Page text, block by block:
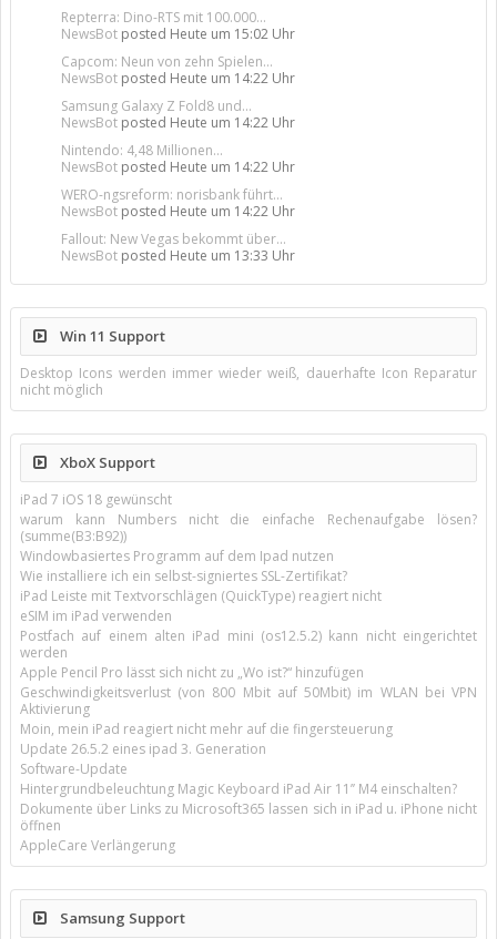
Repterra: Dino-RTS mit 100.000...
NewsBot posted Heute um 15:02 Uhr
Capcom: Neun von zehn Spielen...
NewsBot posted Heute um 14:22 Uhr
Samsung Galaxy Z Fold8 und...
NewsBot posted Heute um 14:22 Uhr
Nintendo: 4,48 Millionen...
NewsBot posted Heute um 14:22 Uhr
WERO-ngsreform: norisbank führt...
NewsBot posted Heute um 14:22 Uhr
Fallout: New Vegas bekommt über...
NewsBot posted Heute um 13:33 Uhr
Win 11 Support
Desktop Icons werden immer wieder weiß, dauerhafte Icon Reparatur
nicht möglich
XboX Support
iPad 7 iOS 18 gewünscht
warum kann Numbers nicht die einfache Rechenaufgabe lösen?
(summe(B3:B92))
Windowbasiertes Programm auf dem Ipad nutzen
Wie installiere ich ein selbst-signiertes SSL-Zertifikat?
iPad Leiste mit Textvorschlägen (QuickType) reagiert nicht
eSIM im iPad verwenden
Postfach auf einem alten iPad mini (os12.5.2) kann nicht eingerichtet
werden
Apple Pencil Pro lässt sich nicht zu „Wo ist?“ hinzufügen
Geschwindigkeitsverlust (von 800 Mbit auf 50Mbit) im WLAN bei VPN
Aktivierung
Moin, mein iPad reagiert nicht mehr auf die fingersteuerung
Update 26.5.2 eines ipad 3. Generation
Software-Update
Hintergrundbeleuchtung Magic Keyboard iPad Air 11’’ M4 einschalten?
Dokumente über Links zu Microsoft365 lassen sich in iPad u. iPhone nicht
öffnen
AppleCare Verlängerung
Samsung Support